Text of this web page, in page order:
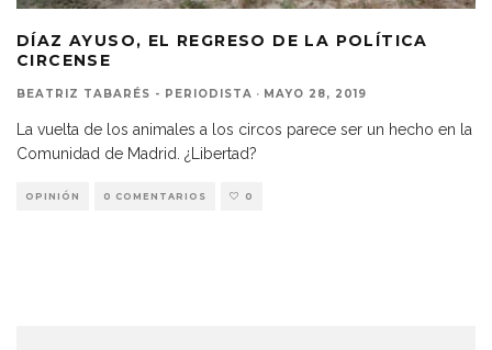
DÍAZ AYUSO, EL REGRESO DE LA POLÍTICA
CIRCENSE
BEATRIZ TABARÉS - PERIODISTA · MAYO 28, 2019
La vuelta de los animales a los circos parece ser un hecho en la
Comunidad de Madrid. ¿Libertad?
OPINIÓN 0 COMENTARIOS 0